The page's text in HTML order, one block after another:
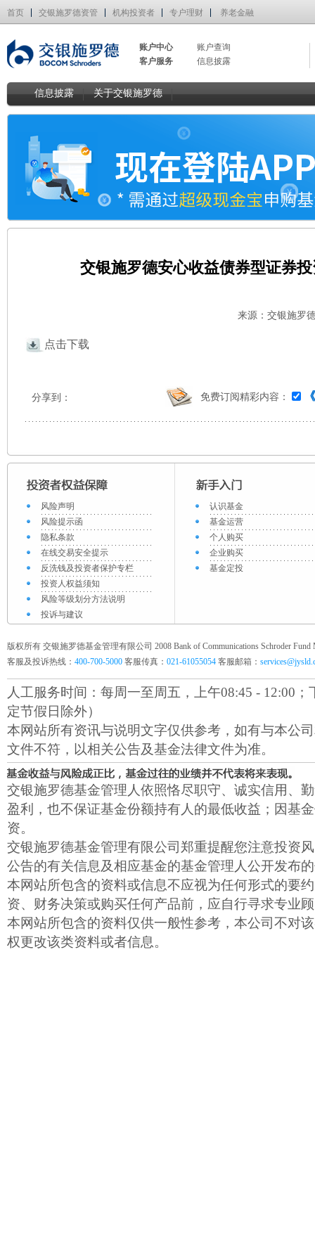
首页 交银施罗德资管 机构投资者 专户理财 养老金融
账户中心
账户查询
客户服务
信息披露
信息披露 关于交银施罗德
交银施罗德安心收益债券型证券
来源：交银施罗
点击下载
分享到： 免费订阅精彩内容：
风险声明
风险提示函
隐私条款
在线交易安全提示
反洗钱及投资者保护专栏
投资人权益须知
风险等级划分方法说明
投诉与建议
认识基金
基金运营
个人购买
企业购买
基金定投
版权所有 交银施罗德基金管理有限公司 2008 Bank of Communications Schroder Fund
客服及投诉热线： 400-700-5000 客服传真： 021-61055054 客服邮箱：
人工服务时间：每周一至周五，上午08:45 - 12:00；
定节假日除外）
本网站所有资讯与说明文字仅供参考，如有与本公
文件不符，以相关公告及基金法律文件为准。
交银施罗德基金管理人依照恪尽职守、诚实信用、
盈利，也不保证基金份额持有人的最低收益；因基
资。
交银施罗德基金管理有限公司郑重提醒您注意投资
公告的有关信息及相应基金的基金管理人公开发布
本网站所包含的资料或信息不应视为任何形式的要
资、财务决策或购买任何产品前，应自行寻求专业
本网站所包含的资料仅供一般性参考，本公司不对
权更改该类资料或者信息。